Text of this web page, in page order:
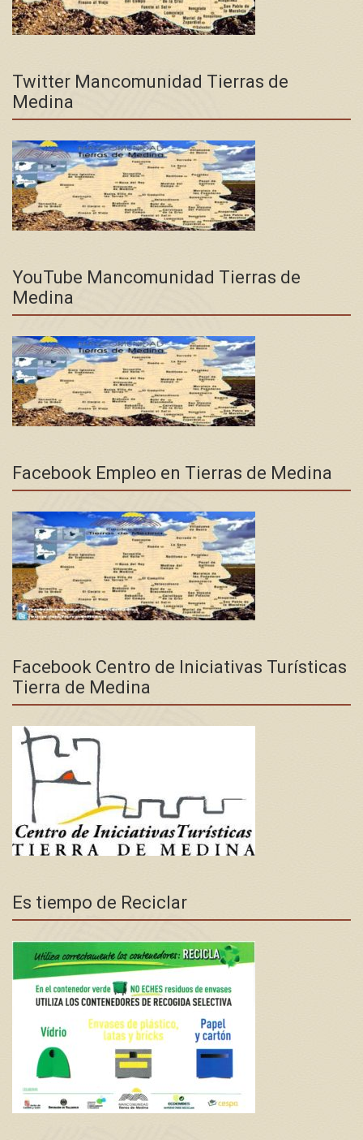
Twitter Mancomunidad Tierras de
Medina
YouTube Mancomunidad Tierras de
Medina
Facebook Empleo en Tierras de Medina
Facebook Centro de Iniciativas Turísticas
Tierra de Medina
Es tiempo de Reciclar